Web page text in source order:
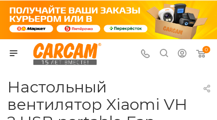
0
Настольный
вентилятор Xiaomi VH